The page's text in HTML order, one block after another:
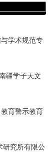
学术规范专
疆学子天文
育警示教育
究所有限公